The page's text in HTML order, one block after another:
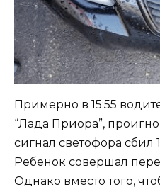
Примерно в 15:55
“Лада Приора”,
сигнал светофора сбил
Ребенок совершал
Однако вместо того,